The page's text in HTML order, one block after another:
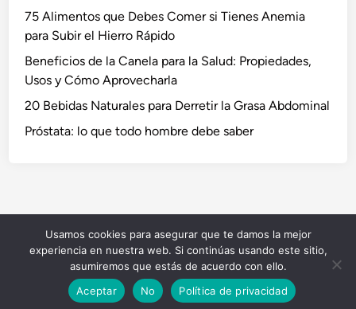
75 Alimentos que Debes Comer si Tienes Anemia
para Subir el Hierro Rápido
Beneficios de la Canela para la Salud: Propiedades,
Usos y Cómo Aprovecharla
20 Bebidas Naturales para Derretir la Grasa Abdominal
Próstata: lo que todo hombre debe saber
Copyright © 2026NaturVida.
Funciona con
WordPress HybridMag
Usamos cookies para asegurar que te damos la mejor
experiencia en nuestra web. Si continúas usando este sitio,
asumiremos que estás de acuerdo con ello.
Aceptar
No Política de privacidad
5 Tés para la Salud Cardiovascular